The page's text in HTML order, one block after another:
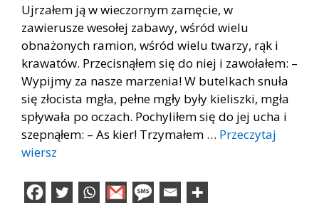
Ujrzałem ją w wieczornym zamęcie, w
zawierusze wesołej zabawy, wśród wielu
obnażonych ramion, wśród wielu twarzy, rąk i
krawatów. Przecisnąłem się do niej i zawołałem: –
Wypijmy za nasze marzenia! W butelkach snuła
się złocista mgła, pełne mgły były kieliszki, mgła
spływała po oczach. Pochyliłem się do jej ucha i
szepnąłem: – As kier! Trzymałem … Przeczytaj
wiersz